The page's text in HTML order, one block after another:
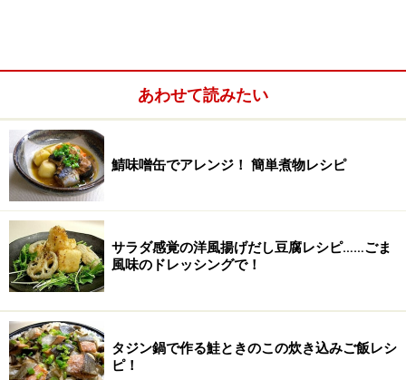
トマト水煮缶 1缶 400g
水 80ml
塩 小さじ1
チリパウダー
カレー粉 小さじ1
ソース
ブラックペッパー
ローリエ 1枚
あわせて読みたい
鯖味噌缶でアレンジ！ 簡単煮物レシピ
サラダ感覚の洋風揚げだし豆腐レシピ……ごま
風味のドレッシングで！
タジン鍋で作る鮭ときのこの炊き込みご飯レシ
ピ！